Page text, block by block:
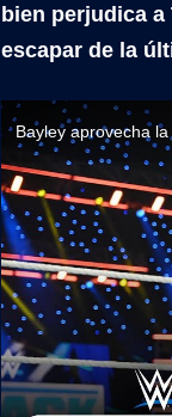
bien perjudica
escapar de la
Bayley aprovecha